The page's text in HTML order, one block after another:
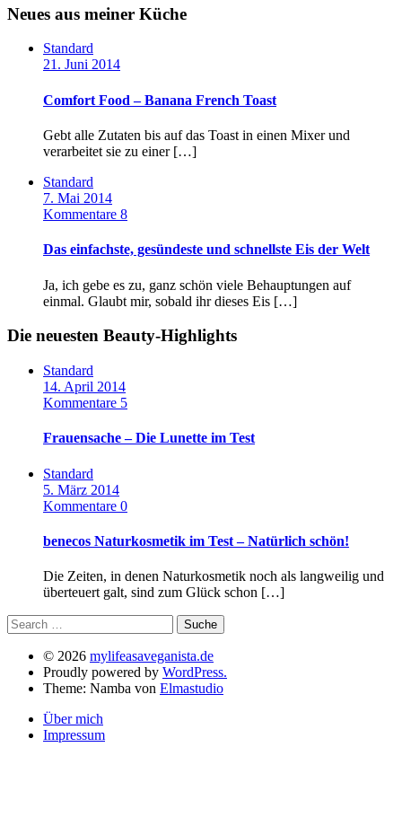
Neues aus meiner Küche
Standard
21. Juni 2014
Comfort Food – Banana French Toast
Gebt alle Zutaten bis auf das Toast in einen Mixer und
verarbeitet sie zu einer […]
Standard
7. Mai 2014
Kommentare 8
Das einfachste, gesündeste und schnellste Eis der Welt
Ja, ich gebe es zu, ganz schön viele Behauptungen auf
einmal. Glaubt mir, sobald ihr dieses Eis […]
Die neuesten Beauty-Highlights
Standard
14. April 2014
Kommentare 5
Frauensache – Die Lunette im Test
Standard
5. März 2014
Kommentare 0
benecos Naturkosmetik im Test – Natürlich schön!
Die Zeiten, in denen Naturkosmetik noch als langweilig und
überteuert galt, sind zum Glück schon […]
© 2026 mylifeasaveganista.de
Proudly powered by WordPress.
Theme: Namba von Elmastudio
Über mich
Impressum